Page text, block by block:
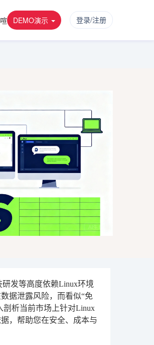
DEMO演示 登录/注册
发等高度依赖Linux环境
据泄露风险，而看似“免
剖析当前市场上针对Linux
，帮助您在安全、成本与